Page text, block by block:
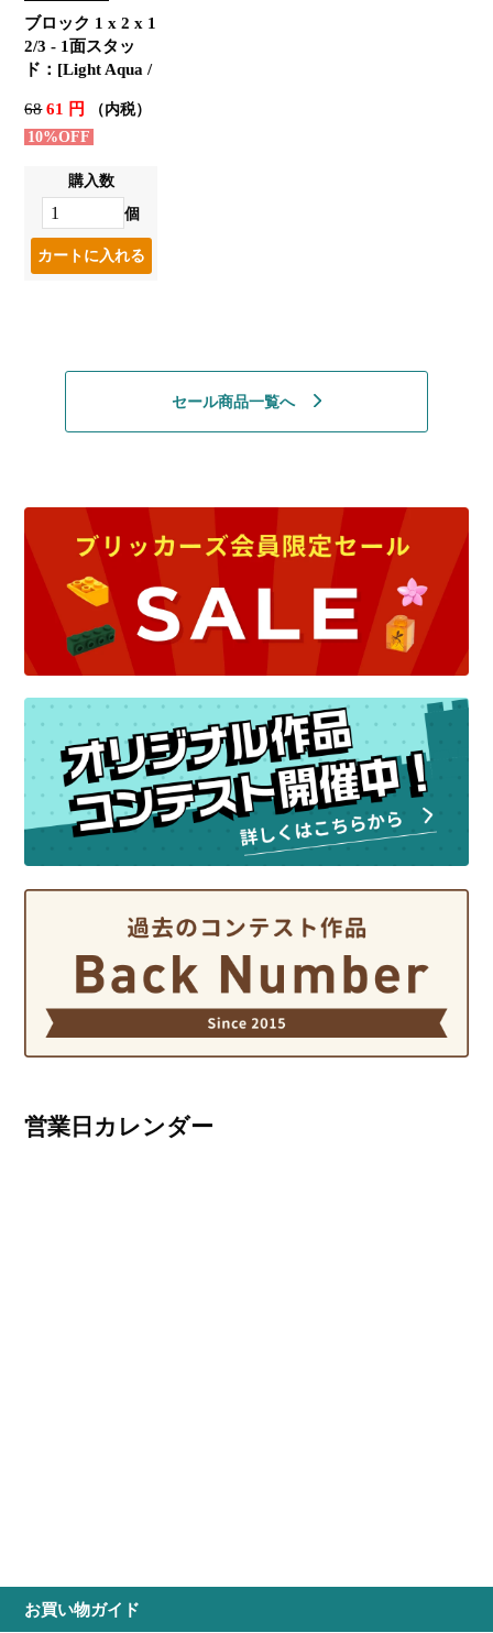
ブロック 1 x 2 x 1
2/3 - 1面スタッ
ド：[Light Aqua /
6861 円
（内税）
10%OFF
購入数
個
セール商品一覧へ
営業日カレンダー
お買い物ガイド